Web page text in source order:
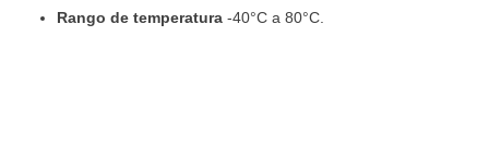
Rango de temperatura -40°C a 80°C.